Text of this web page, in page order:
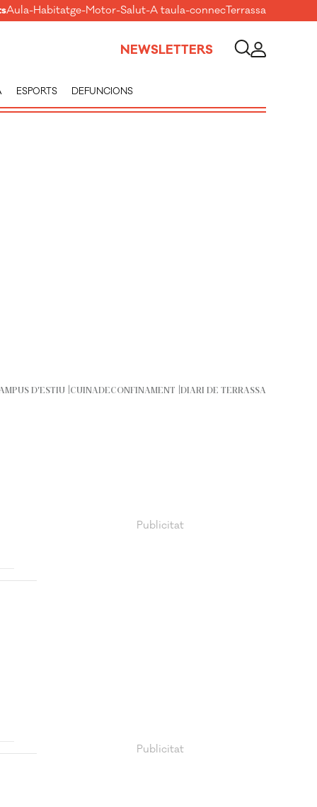
Aula-Habitatge-Motor-Salut-A taula-connecTerrassa
NEWSLETTERS
ESPORTS DEFUNCIONS
D'ESTIU CUINADECONFINAMENT DIARI DE TERRASSA